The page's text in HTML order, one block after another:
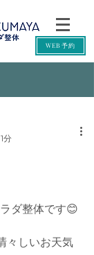
WEB予約
分
ダ整体です😊
々しいお天気